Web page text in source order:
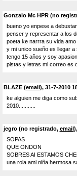
Gonzalo Mc HPR (no
bueno yo enpese a
penser y representar a los
poeta ke narrra su vida amo
y mi unico sueño es llegar
tengo 15 años y soy
pistas y letras mi correo es
BLAZE (email), 31-7-2010
ke alguien me diga como
2010...........
jegro (no registrado, email
SOPAS
QUE ONDON
SOBRES AI ESTAMOS
una rola ami niña hermosa